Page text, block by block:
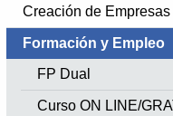
Creación de Empresas
Formación y Empleo
FP Dual
Curso ON LINE/